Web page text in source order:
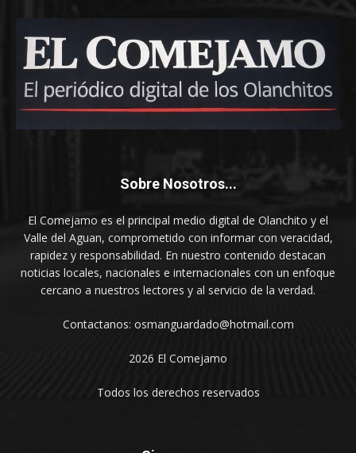
Sobre Nosotros...
El Comejamo es el principal medio digital de Olanchito y el
Valle del Aguan, comprometido con informar con veracidad,
rapidez y responsabilidad. En nuestro contenido destacan
noticias locales, nacionales e internacionales con un enfoque
cercano a nuestros lectores y al servicio de la verdad.
Contactanos: osmanguardado@hotmail.com
2026 El Comejamo
Todos los derechos reservados